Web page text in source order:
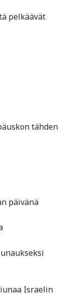
pelkäävät
tähden
päivänä
Israelin